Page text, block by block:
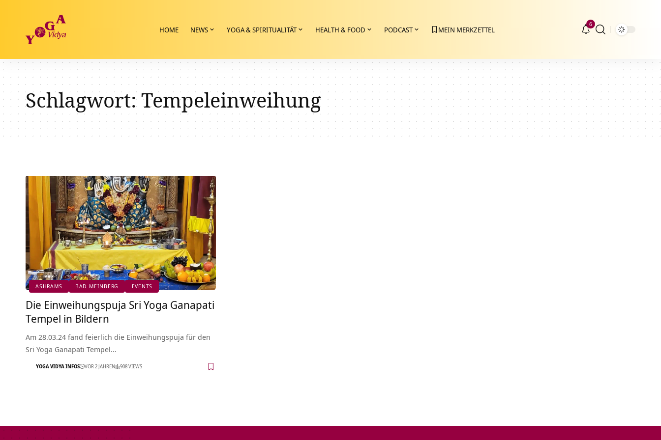
HOME NEWS YOGA & SPIRITUALITÄT HEALTH & FOOD PODCAST MEIN MERKZETTEL
6
Schlagwort:Tempeleinweihung
ASHRAMS BAD MEINBERG EVENTS
Die Einweihungspuja Sri Yoga Ganapati
Tempel in Bildern
Am 28.03.24 fand feierlich die Einweihungspuja für den
Sri Yoga Ganapati Tempel…
YOGA VIDYA INFOS VOR 2 JAHREN 908 VIEWS